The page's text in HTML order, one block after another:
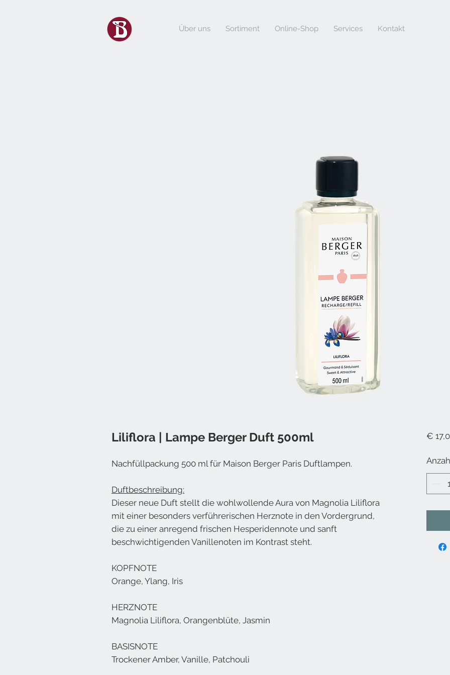
Über uns Sortiment Online-Shop Services Kontakt
Liliflora | Lampe Berger Duft 500ml
Nachfüllpackung 500 ml für Maison Berger Paris Duftlampen.
Duftbeschreibung:
Dieser neue Duft stellt die wohlwollende Aura von Magnolia Liliflora
mit einer besonders verführerischen Herznote in den Vordergrund,
die zu einer anregend frischen Hesperidennote und sanft
beschwichtigenden Vanillenoten im Kontrast steht.
KOPFNOTE
Orange, Ylang, Iris
HERZNOTE
Magnolia Liliflora, Orangenblüte, Jasmin
BASISNOTE
Trockener Amber, Vanille, Patchouli
€